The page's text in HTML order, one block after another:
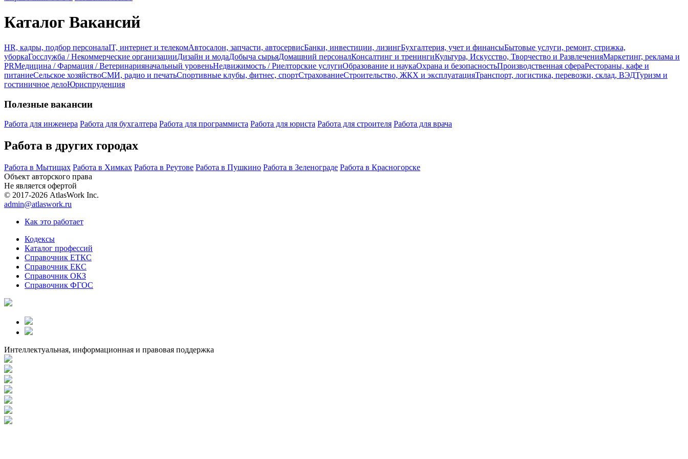
Каталог Вакансий
HR, кадры, подбор персоналаIT, интернет и телекомАвтосалон, запчасти, автосервисБанки, инвестиции, лизингБухгалтерия, учет и финансыБытовые услуги, ремонт, стрижка,
уборкаГосслужба / Некоммерческие организацииДизайн и модаДобыча сырьяДомашний персоналКонсалтинг и тренингиКультура, Искусство, Творчество и РазвлеченияМаркетинг, реклама и
PRМедицина / Фармация / Ветеринарияначальный уровеньНедвижимость / Риелторские услугиОбразование и наукаОхрана и безопасностьПроизводственная сфераРестораны, кафе и
питаниеСельское хозяйствоСМИ, радио и печатьСпортивные клубы, фитнес, спортСтрахованиеСтроительство, ЖКХ и эксплуатацияТранспорт, логистика, перевозки, склад, ВЭДТуризм и
гостиничное делоЮриспруденция
Полезные вакансии
Работа для инженера Работа для бухгалтера Работа для программиста Работа для юриста Работа для строителя Работа для врача
Работа в других городах
Работа в Мытищах Работа в Химках Работа в Реутове Работа в Пушкино Работа в Зеленограде Работа в Красногорске
Объект авторского права
Не является офертой
© 2017-2026 AtlasWork Inc.
admin@atlaswork.ru
Как это работает
Кодексы
Каталог профессий
Справочник ЕТКС
Справочник ЕКС
Справочник ОКЗ
Справочник ФГОС
Интеллектуальная, информационная и правовая поддержка